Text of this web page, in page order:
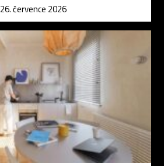
26. července 2026